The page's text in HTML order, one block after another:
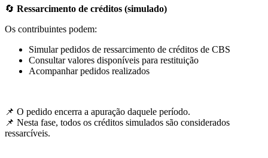
🔄 Ressarcimento de créditos (simulado)
Os contribuintes podem:
Simular pedidos de ressarcimento de créditos de CBS
Consultar valores disponíveis para restituição
Acompanhar pedidos realizados
📌 O pedido encerra a apuração daquele período.
📌 Nesta fase, todos os créditos simulados são considerados
ressarcíveis.